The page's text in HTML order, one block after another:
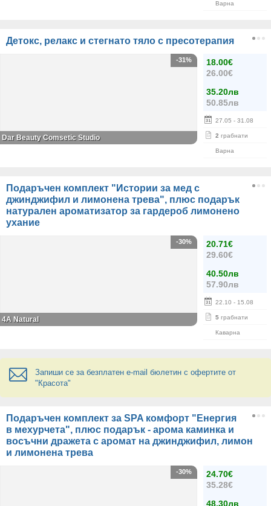
Варна
Детокс, релакс и стегнато тяло с пресотерапия
18.00€
26.00€
35.20лв
50.85лв
27.05 - 31.08
2 грабнати
Варна
-31%
Dar Beauty Comsetic Studio
Подаръчен комплект "Истории за мед с
джинджифил и лимонена трева", плюс подарък
натурален ароматизатор за гардероб лимонено
ухание
20.71€
29.60€
40.50лв
57.90лв
22.10 - 15.08
5 грабнати
Каварна
-30%
4A Natural
Запиши се за безплатен e-mail бюлетин с офертите от
"Красота"
Подаръчен комплект за SPA комфорт "Енергия
в мехурчета", плюс подарък - арома каминка и
восъчни дражета с аромат на джинджифил, лимон
и лимонена трева
24.70€
35.28€
48.30лв
-30%